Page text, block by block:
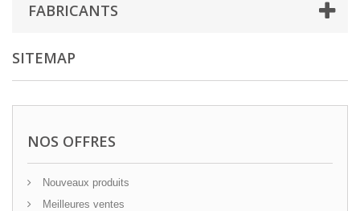
FABRICANTS
SITEMAP
NOS OFFRES
Nouveaux produits
Meilleures ventes